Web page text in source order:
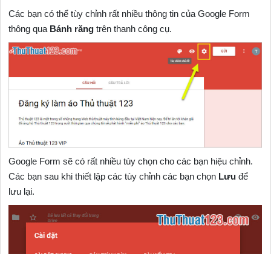
Các bạn có thể tùy chỉnh rất nhiều thông tin của Google Form
thông qua Bánh răngtrên thanh công cụ.
Google Form sẽ có rất nhiều tùy chọn cho các bạn hiệu chỉnh.
Các bạn sau khi thiết lập các tùy chỉnh các bạn chọn Lưu để
lưu lại.